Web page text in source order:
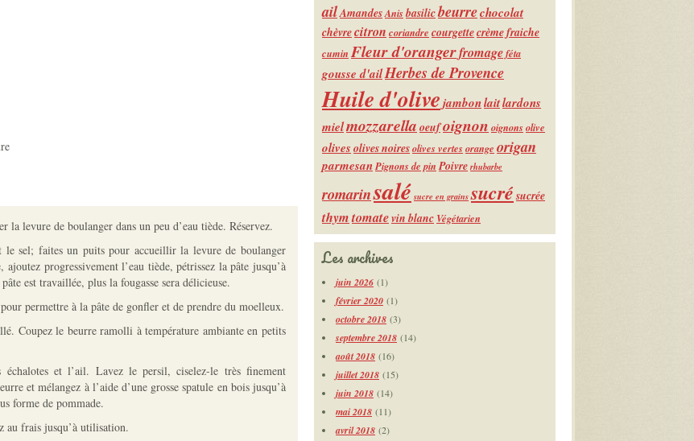
la levure de boulanger dans un peu d’eau tiède. Réservez.
le sel; faites un puits pour accueillir la levure de boulanger
progressivement l’eau tiède, pétrissez la pâte jusqu’à
est travaillée, plus la fougasse sera délicieuse.
permettre à la pâte de gonfler et de prendre du moelleux.
Coupez le beurre ramolli à température ambiante en petits
et l’ail. Lavez le persil, ciselez-le très finement
et mélangez à l’aide d’une grosse spatule en bois jusqu’à
forme de pommade.
au frais jusqu’à utilisation.
ailAmandesAnis basilicbeurrechocolat
chèvrecitron coriandre courgettecrème fraiche
cumin Fleur d'orangerfromageféta
gousse d'ailHerbes de Provence
Huile d'olivejambonlaitlardons
mielmozzarella oeufoignon oignons olive
olives olives noiresolives vertes orange origan
parmesanPignons de pin Poivre rhubarbe
romarinsalé sucre en grains sucré sucrée
thymtomatevin blanc Végétarien
Les archives
juin 2026 (1)
février 2020 (1)
octobre 2018 (3)
septembre 2018 (14)
août 2018 (16)
juillet 2018 (15)
juin 2018 (14)
mai 2018 (11)
avril 2018 (2)